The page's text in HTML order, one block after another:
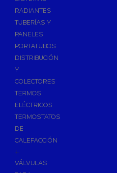
Ósmosis con Depósito
Recambios de Ósmosis
Grifería de Ósmosis
Regulación y Dosificación
RADIANTES
TUBERÍAS Y
PANELES
PORTATUBOS
DISTRIBUCIÓN
Y
COLECTORES
TERMOS
ELÉCTRICOS
TERMOSTATOS
DE
CALEFACCIÓN
+
VÁLVULAS